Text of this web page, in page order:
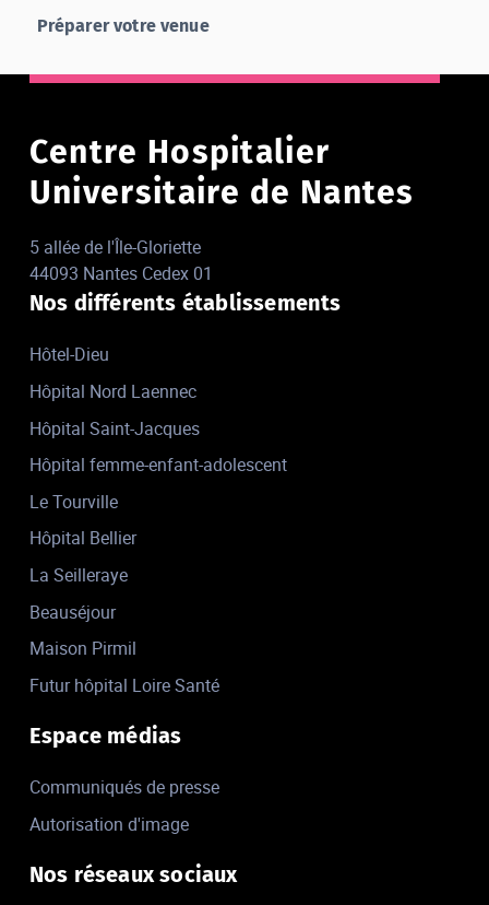
Préparer votre venue
Centre Hospitalier
Universitaire de Nantes
5 allée de l'Île-Gloriette
44093 Nantes Cedex 01
Nos différents établissements
Hôtel-Dieu
Hôpital Nord Laennec
Hôpital Saint-Jacques
Hôpital femme-enfant-adolescent
Le Tourville
Hôpital Bellier
La Seilleraye
Beauséjour
Maison Pirmil
Futur hôpital Loire Santé
Espace médias
Communiqués de presse
Autorisation d'image
Nos réseaux sociaux